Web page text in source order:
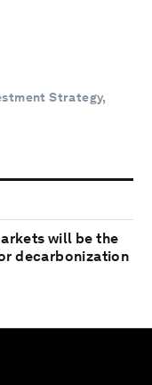
Strategy,
will be the
decarbonization